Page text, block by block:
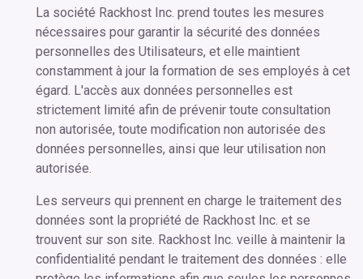
La société Rackhost Inc. prend toutes les mesures
nécessaires pour garantir la sécurité des données
personnelles des Utilisateurs, et elle maintient
constamment à jour la formation de ses employés à cet
égard. L'accès aux données personnelles est
strictement limité afin de prévenir toute consultation
non autorisée, toute modification non autorisée des
données personnelles, ainsi que leur utilisation non
autorisée.
Les serveurs qui prennent en charge le traitement des
données sont la propriété de Rackhost Inc. et se
trouvent sur son site. Rackhost Inc. veille à maintenir la
confidentialité pendant le traitement des données : elle